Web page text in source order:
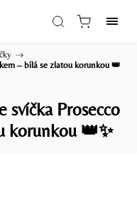
/
– bílá se zlatou korunkou 👑
Prosecco
korunkou 👑✨